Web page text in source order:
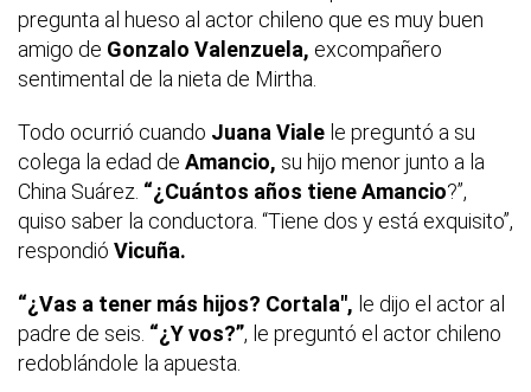
pregunta al hueso al actor chileno que es muy buen
amigo de Gonzalo Valenzuela, excompañero
sentimental de la nieta de Mirtha.
Todo ocurrió cuando Juana Viale le preguntó a su
colega la edad de Amancio, su hijo menor junto a la
China Suárez. “¿Cuántos años tiene Amancio?”,
quiso saber la conductora. “Tiene dos y está exquisito”,
respondió Vicuña.
“¿Vas a tener más hijos? Cortala", le dijo el actor al
padre de seis. “¿Y vos?”, le preguntó el actor chileno
redoblándole la apuesta.